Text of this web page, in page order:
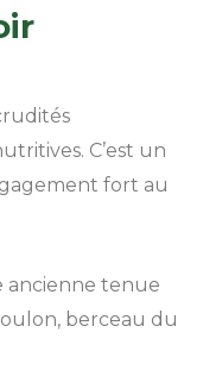
C’est un
fort au
ancienne tenue
berceau du